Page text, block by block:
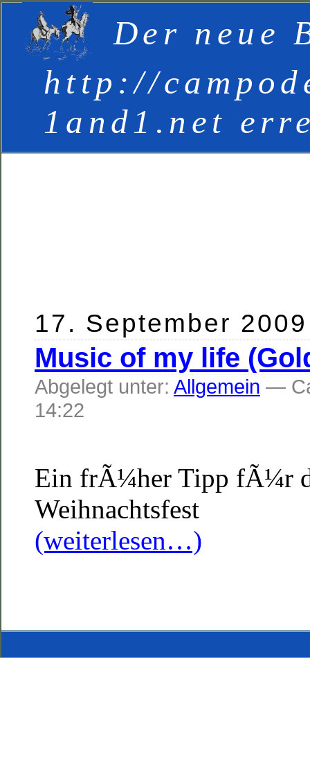
Der neue
http://
1and1.net
17. September 2009
Music of my life
Abgelegt unter: Allgemein —
14:22
Ein frÃ¼her Tipp fÃ¼r
Weihnachtsfest
(weiterlesen…)